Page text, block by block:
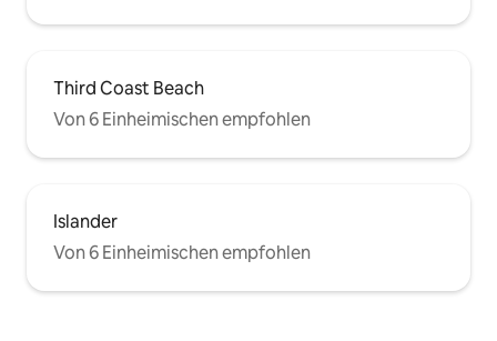
Third Coast Beach
Von 6 Einheimischen empfohlen
Islander
Von 6 Einheimischen empfohlen